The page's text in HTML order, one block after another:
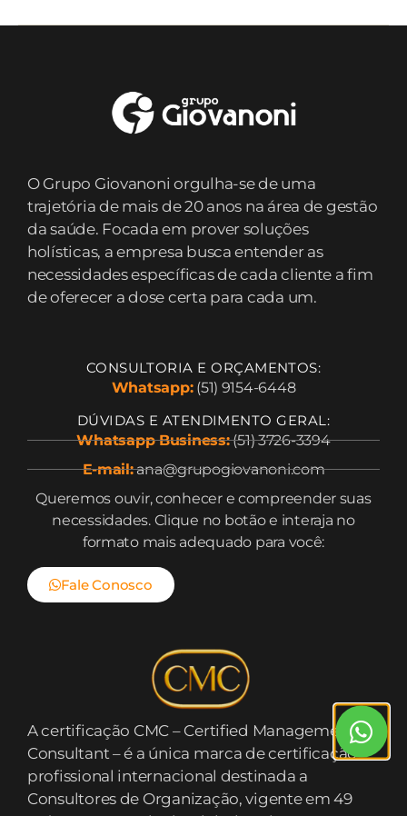
O Grupo Giovanoni orgulha-se de uma
trajetória de mais de 20 anos na área de gestão
da saúde. Focada em prover soluções
holísticas, a empresa busca entender as
necessidades específicas de cada cliente a fim
de oferecer a dose certa para cada um.
CONSULTORIA E ORÇAMENTOS:
Whatsapp:(51) 9154-6448
DÚVIDAS E ATENDIMENTO GERAL:
Whatsapp Business:(51) 3726-3394
E-mail:ana@grupogiovanoni.com
Queremos ouvir, conhecer e compreender suas
necessidades. Clique no botão e interaja no
formato mais adequado para você:
Fale Conosco
A certificação CMC – Certified Management
Consultant – é a única marca de certificação
profissional internacional destinada a
Consultores de Organização, vigente em 49